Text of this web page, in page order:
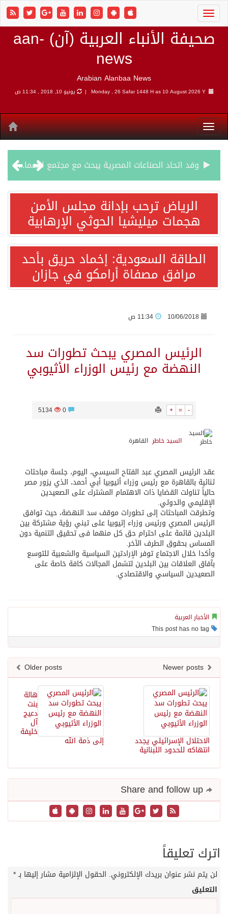
صحيفة الأنباء العربية (آن) aan-
news
Arabian Alanbaa News
Monday , 26 Safar 1448 H as10 August 2026 Y | يونيو 10, 2018 , 11:34 ص
وفد اتحاد الصناعات المصرية يبحث مع مجتمع الأعمال الهندي فرص الاستثمار والتصنيع المشترك
الرياض ترحب بإدانة مجلس الأمن هجمات ميليشيا الحوثي الإرهابية
سمو وزير الخارجية : اتفاقية مكة تعكس الإرادة السياسية لحماية أمن المنطقة
الرياض ترحب بإدانة مجلس الأمن
هجمات ميليشيا الحوثي الإرهابية
الطاقة السعودية: إخماد حريق بأحد
مرافق مصفاة أرامكو في جازان
10/06/2018
الرئيس المصري يبحث تطورات سد
النهضة مع رئيس الوزراء الأثيوبي
+ = -
5134
السيد خاطر القاهرة
عقد الرئيس المصري عبد الفتاح السيسي، اليوم، جلسة مباحثات
ثنائية بالقاهرة مع رئيس وزراء أثيوبيا أبي أحمد، الذي يزور مصر
حالياً تناولت القضايا ذات الاهتمام المشترك على الصعيدين
الإقليمي والدولي.
وتطرقت المباحثات إلى تطورات موقف سد النهضة، حيث توافق
الرئيس المصري ورئيس وزراء إثيوبيا على تبني رؤية مشتركة بين
البلدين قائمة على احترام حق كل منهما فى تحقيق التنمية دون
المساس بحقوق الطرف الآخر.
وأكدا خلال الاجتماع توفر الإرادتين السياسية والشعبية للتوسع
بآفاق العلاقات بين البلدين لتشمل المجالات كافة خاصة على
الصعيدين السياسي والاقتصادي.
الأخبار العربية
Older posts
هالة
بنت
دعيج
آل
خليفة
إلى ذمة الله الاحتلال الإسرائيلي يجدد
انتهاكه للحدود اللبنانية
اترك تعليقاً
لن يتم نشر عنوان بريدك الإلكتروني. الحقول الإلزامية مشار إليها بـ*
التعليق